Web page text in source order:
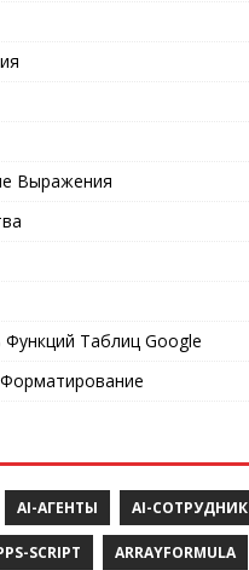
Выражения
Функций Таблиц Google
AI-АГЕНТЫ AI-СОТРУДНИК
SCRIPT ARRAYFORMULA